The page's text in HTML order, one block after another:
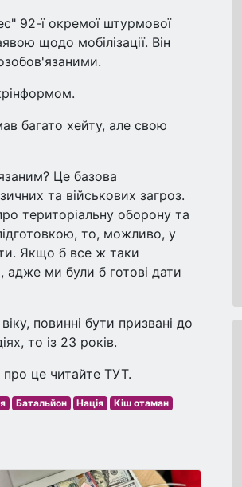
92-ї окремої штурмової
щодо мобілізації. Він
багато хейту, але свою
Це базова
та військових загроз.
територіальну оборону та
то, можливо, у
Якщо б все ж таки
адже ми були б готові дати
повинні бути призвані до
то із 23 років.
це читайте ТУТ.
Батальйон Нація
Кіш отаман